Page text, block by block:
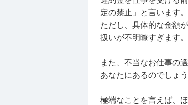
定の禁止」と言います。
ただし、具体的な金額
扱いが不明瞭すぎます。
また、不当なお仕事の
あなたにあるのでしょう
極端なことを言えば、